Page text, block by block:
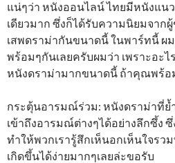
แน่ๆว่า หนังออนไลน์ ไทยมีหนังแน
เดียวมาก ซึ่งก็ได้รับความนิยมจาก
เสพดราม่ากันขนาดนี้ ในพาร์ทนี้
พร้อมๆกันเลยครับผมว่า เพราะอะ
หนังดราม่ามากขนาดนี้ ถ้าคุณพร้อ
กระตุ้นอารมณ์ร่วม: หนังดราม่าที่ย้
เข้าถึงอารมณ์ต่างๆได้อย่างลึกซึ้ง
ทำให้พวกเรารู้สึกเห็นอกเห็นใจรว
เกิดขึ้นได้ง่ายมากๆเลยล่ะขอรับ